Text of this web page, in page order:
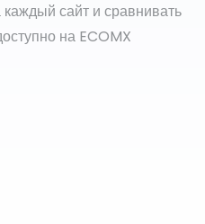
сайт и сравнивать
на ECOMX